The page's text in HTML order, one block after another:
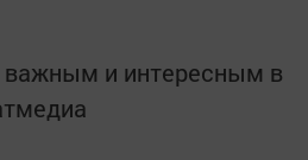
и интересным в